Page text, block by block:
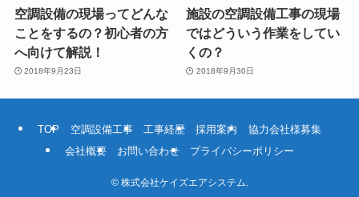
空調設備の現場ってどんな
ことをするの？初心者の方
へ向けて解説！
2018年9月23日
施設の空調設備工事の現場
ではどういう作業をしてい
くの？
2018年9月30日
TOP 空調設備工事 工事経歴 採用案内
協力会社様募集
会社概要
お問い合わせ プライバシーポリシー
©株式会社ケイズエアシステム.